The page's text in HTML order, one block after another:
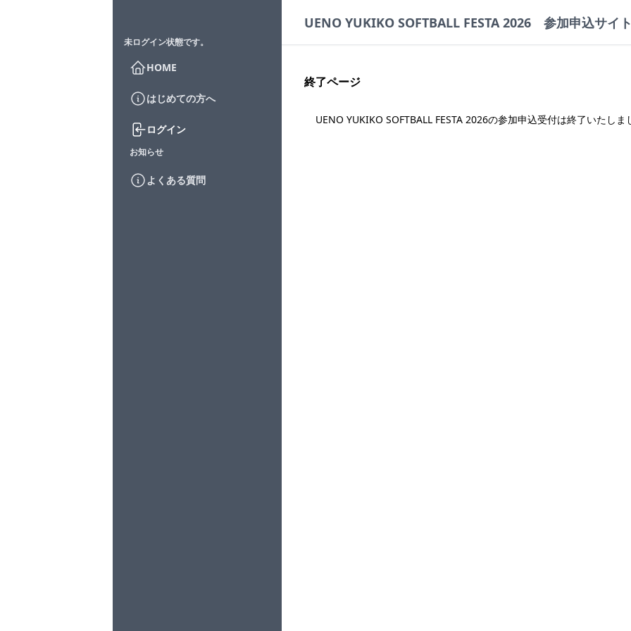
未ログイン状態です。
HOME
はじめての方へ
ログイン
お知らせ
よくある質問
UENO YUKIKO SOFTBALL FESTA 2026 参加申込サイト
終了ページ
UENO YUKIKO SOFTBALL FESTA 2026の参加申込受付は終了いたしま